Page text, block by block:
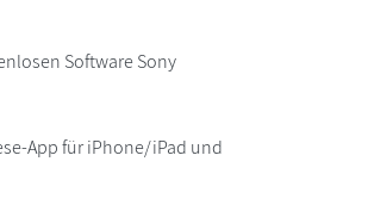
Software Sony
App für iPhone/iPad und